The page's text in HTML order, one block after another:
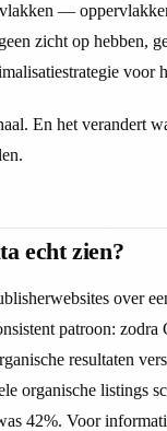
—
zicht op hebben,
voor
En het verandert
echt zien?
over
patroon: zodra
resultaten
organische listings
42%. Voor